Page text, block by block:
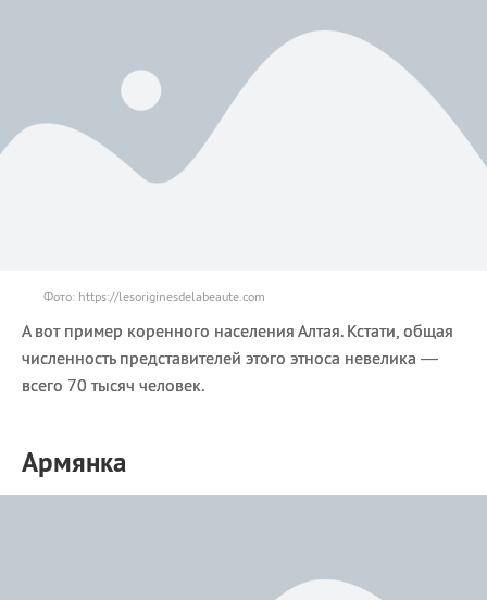
Фото: https://lesoriginesdelabeaute.com
А вот пример коренного населения Алтая. Кстати, общая
численность представителей этого этноса невелика —
всего 70 тысяч человек.
Армянка